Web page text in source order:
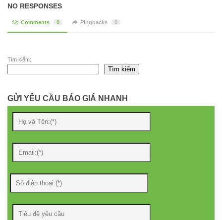
NO RESPONSES
Comments 0 Pingbacks 0
Tìm kiếm:
Tìm kiếm
GỬI YÊU CẦU BÁO GIÁ NHANH